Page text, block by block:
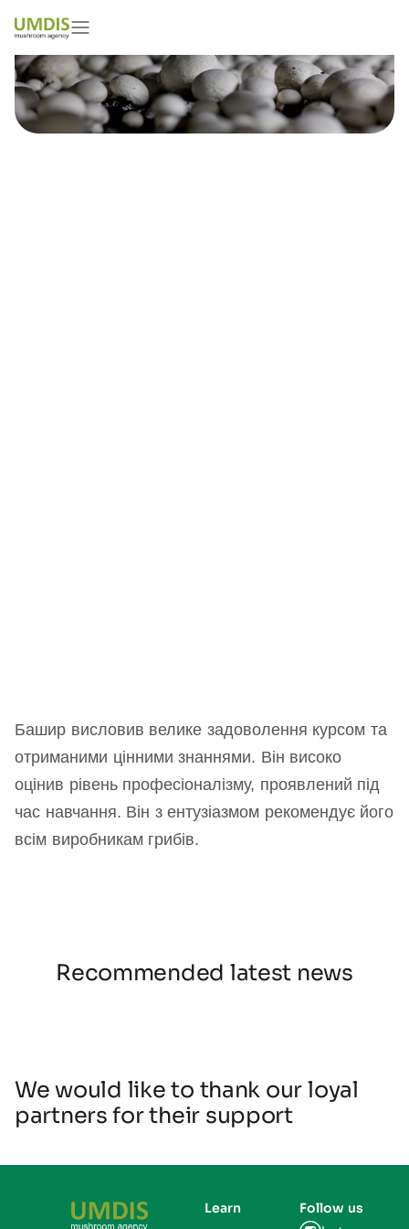
Башир висловив велике задоволення курсом та
отриманими цінними знаннями. Він високо
оцінив рівень професіоналізму, проявлений під
час навчання. Він з ентузіазмом рекомендує його
всім виробникам грибів.
Recommended latest news
We would like to thank our loyal
partners for their support
Learn Follow us